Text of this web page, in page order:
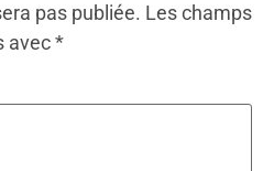
pas publiée. Les champs
avec*